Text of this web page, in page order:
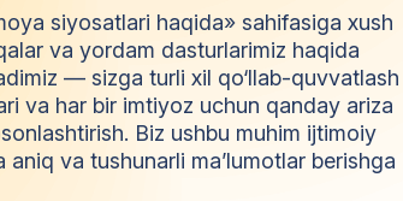
siyosatlari haqida» sahifasiga xush
va yordam dasturlarimiz haqida
— sizga turli xil qo‘llab-quvvatlash
va har bir imtiyoz uchun qanday ariza
Biz ushbu muhim ijtimoiy
va tushunarli ma’lumotlar berishga